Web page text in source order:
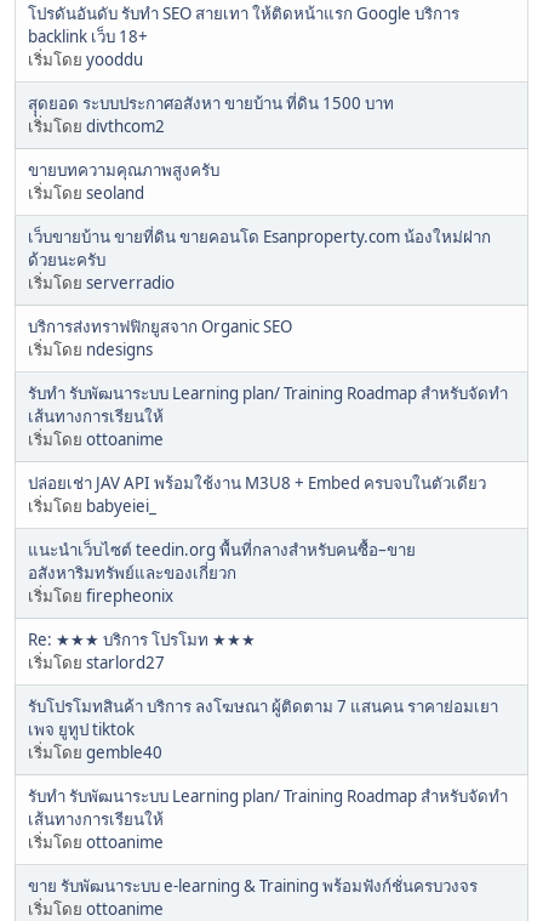
โปรดันอันดับ รับทำ SEO สายเทา ให้ติดหน้าแรก Google บริการ
backlink เว็บ 18+
เริ่มโดย yooddu
สุุดยอด ระบบประกาศอสังหา ขายบ้าน ที่ดิน 1500 บาท
เริ่มโดย divthcom2
ขายบทความคุณภาพสูงครับ
เริ่มโดย seoland
เว็บขายบ้าน ขายที่ดิน ขายคอนโด Esanproperty.com น้องใหม่ฝาก
ด้วยนะครับ
เริ่มโดย serverradio
บริการส่งทราฟฟิกยูสจาก Organic SEO
เริ่มโดย ndesigns
รับทำ รับพัฒนาระบบ Learning plan/ Training Roadmap สำหรับจัดทำ
เส้นทางการเรียนให้
เริ่มโดย ottoanime
ปล่อยเช่า JAV API พร้อมใช้งาน M3U8 + Embed ครบจบในตัวเดียว
เริ่มโดย babyeiei_
แนะนำเว็บไซต์ teedin.org พื้นที่กลางสำหรับคนซื้อ–ขาย
อสังหาริมทรัพย์และของเกี่ยวก
เริ่มโดย firepheonix
Re: ★★★ บริการ โปรโมท ★★★
เริ่มโดย starlord27
รับโปรโมทสินค้า บริการ ลงโฆษณา ผู้ติดตาม 7 แสนคน ราคาย่อมเยา
เพจ ยูทูป tiktok
เริ่มโดย gemble40
รับทำ รับพัฒนาระบบ Learning plan/ Training Roadmap สำหรับจัดทำ
เส้นทางการเรียนให้
เริ่มโดย ottoanime
ขาย รับพัฒนาระบบ e-learning & Training พร้อมฟังก์ชั่นครบวงจร
เริ่มโดย ottoanime